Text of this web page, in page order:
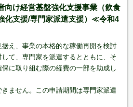
向け経営基盤強化支援事業（飲食
化支援/専門家派遣支援）≪令和4
え、事業の本格的な稼働再開を検討
て、専門家を派遣するとともに、そ
に取り組む際の経費の一部を助成し
ません。この申請期間は専門家派遣